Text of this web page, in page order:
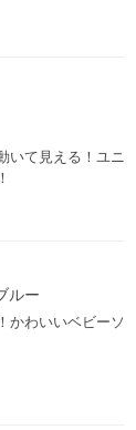
いて見える！ユニ
ルー
かわいいベビーソ